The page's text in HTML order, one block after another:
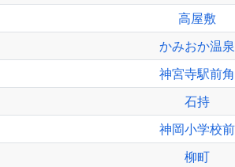
高屋敷
かみおか温泉
神宮寺駅前角
石持
神岡小学校前
柳町